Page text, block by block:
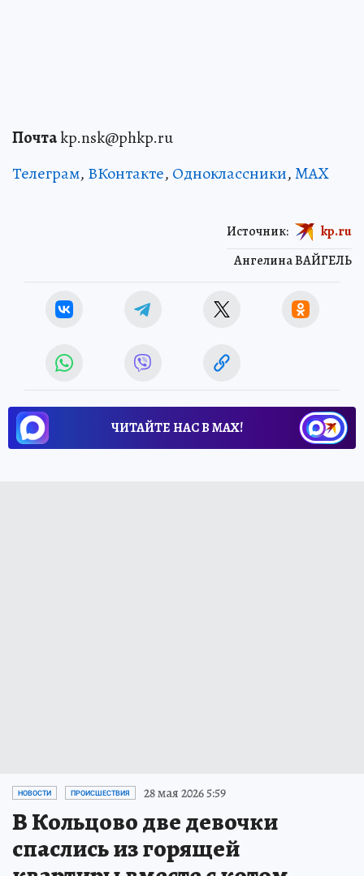
Почтаkp.nsk@phkp.ru
Телеграм, ВКонтакте, Одноклассники,MAX
Ангелина ВАЙГЕЛЬ
Источник: kp.ru
ЧИТАЙТЕ НАС В МАХ!
НОВОСТИ ПРОИСШЕСТВИЯ 28 мая 2026 5:59
В Кольцово две девочки
спаслись из горящей